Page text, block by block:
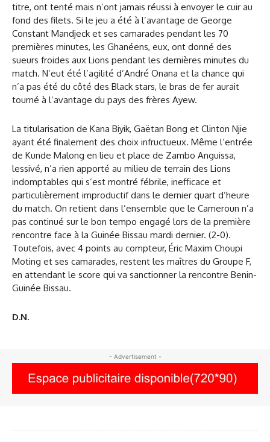
titre, ont tenté mais n’ont jamais réussi à envoyer le cuir au
fond des filets. Si le jeu a été à l’avantage de George
Constant Mandjeck et ses camarades pendant les 70
premières minutes, les Ghanéens, eux, ont donné des
sueurs froides aux Lions pendant les dernières minutes du
match. N’eut été l’agilité d’André Onana et la chance qui
n’a pas été du côté des Black stars, le bras de fer aurait
tourné à l’avantage du pays des frères Ayew.
La titularisation de Kana Biyik, Gaëtan Bong et Clinton Njie
ayant été finalement des choix infructueux. Même l’entrée
de Kunde Malong en lieu et place de Zambo Anguissa,
lessivé, n’a rien apporté au milieu de terrain des Lions
indomptables qui s’est montré fébrile, inefficace et
particulièrement improductif dans le dernier quart d’heure
du match. On retient dans l’ensemble que le Cameroun n’a
pas continué sur le bon tempo engagé lors de la première
rencontre face à la Guinée Bissau mardi dernier. (2-0).
Toutefois, avec 4 points au compteur, Éric Maxim Choupi
Moting et ses camarades, restent les maîtres du Groupe F,
en attendant le score qui va sanctionner la rencontre Benin-
Guinée Bissau.
D.N.
- Advertisement -